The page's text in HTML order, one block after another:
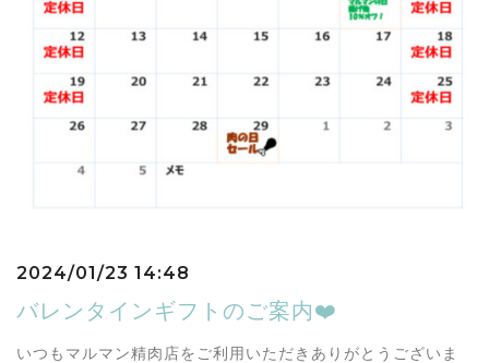
2024/01/23 14:48
バレンタインギフトのご案内❤️
いつもマルマン精肉店をご利用いただきありがとうございま